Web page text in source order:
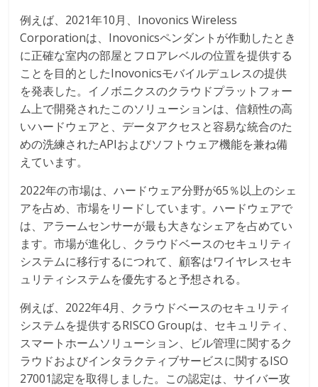
例えば、2021年10月、Inovonics Wireless
Corporationは、Inovonicsペンダントが作動したとき
に正確な室内の部屋とフロアレベルの位置を提供する
ことを目的としたInovonicsモバイルデュレスの提供
を発表した。イノボニクスのクラウドプラットフォー
ム上で開発されたこのソリューションは、信頼性の高
いハードウェアと、データアクセスと容易な統合のた
めの洗練されたAPIおよびソフトウェア機能を兼ね備
えています。
2022年の市場は、ハードウェア分野が65％以上のシェ
アを占め、市場をリードしています。ハードウェアで
は、アラームセンサーが最も大きなシェアを占めてい
ます。市場が進化し、クラウドベースのセキュリティ
システムに移行するにつれて、顧客はワイヤレスセキ
ュリティシステムを優先すると予想される。
例えば、2022年4月、クラウドベースのセキュリティ
システムを提供するRISCO Groupは、セキュリティ、
スマートホームソリューション、ビル管理に関するク
ラウドおよびインタラクティブサービスに関するISO
27001認定を取得しました。この認定は、サイバー攻